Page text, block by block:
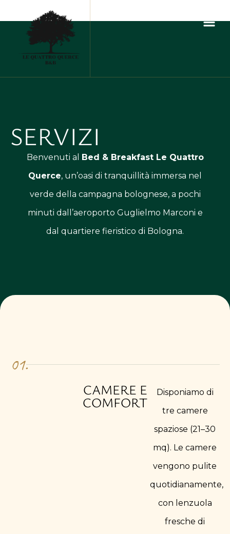
SERVIZI
Benvenuti al Bed & Breakfast Le Quattro
Querce, un’oasi di tranquillità immersa nel
verde della campagna bolognese, a pochi
minuti dall’aeroporto Guglielmo Marconi e
dal quartiere fieristico di Bologna.
01.
CAMERE E
COMFORT
Disponiamo di
tre camere
spaziose (21–30
mq). Le camere
vengono pulite
quotidianamente,
con lenzuola
fresche di